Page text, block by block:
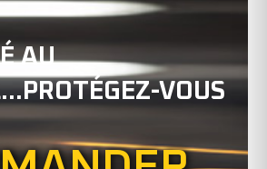
AU
VOUS